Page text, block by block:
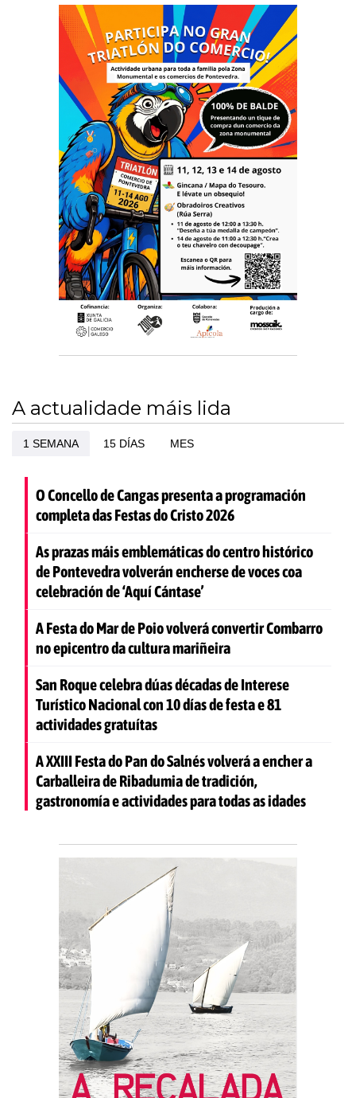
A actualidade máis lida
1 SEMANA 15 DÍAS MES
O Concello de Cangas presenta a programación
completa das Festas do Cristo 2026
As prazas máis emblemáticas do centro histórico
de Pontevedra volverán encherse de voces coa
celebración de ‘Aquí Cántase’
A Festa do Mar de Poio volverá convertir Combarro
no epicentro da cultura mariñeira
San Roque celebra dúas décadas de Interese
Turístico Nacional con 10 días de festa e 81
actividades gratuítas
A XXIII Festa do Pan do Salnés volverá a encher a
Carballeira de Ribadumia de tradición,
gastronomía e actividades para todas as idades